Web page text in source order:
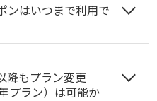
ンはいつまで利用で
降もプラン変更
プラン）は可能か